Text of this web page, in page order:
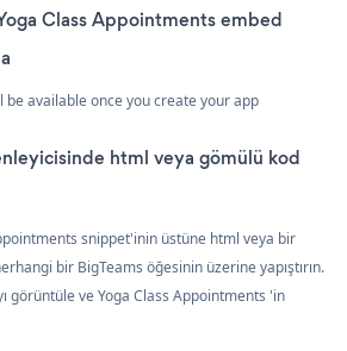
Class Appointments embed
be available once you create your app
html veya gömülü kod
snippet'inin üstüne html veya bir
bir BigTeams öğesinin üzerine yapıştırın.
görüntüle ve Yoga Class Appointments 'in